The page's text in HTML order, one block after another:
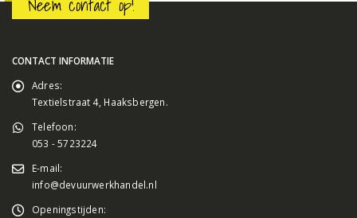
CONTACT INFORMATIE
Adres:
Textielstraat 4, Haaksbergen.
Telefoon:
053 - 5723224
E-mail:
info@devuurwerkhandel.nl
Openingstijden: